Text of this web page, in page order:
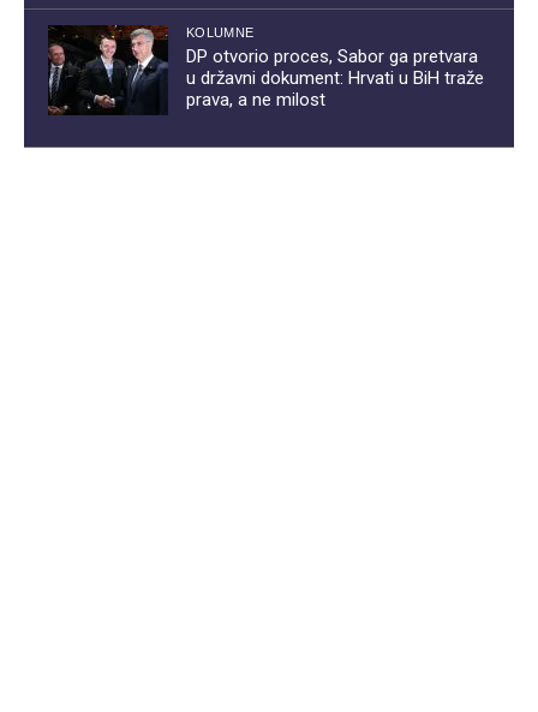
KOLUMNE
DP otvorio proces, Sabor ga pretvara
u državni dokument: Hrvati u BiH traže
prava, a ne milost